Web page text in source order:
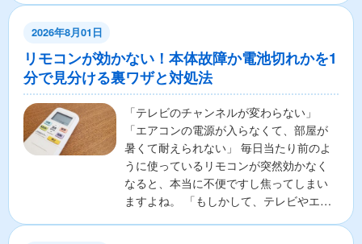
2026年8月01日
リモコンが効かない！本体故障か電池切れかを1
分で見分ける裏ワザと対処法
「テレビのチャンネルが変わらない」
「エアコンの電源が入らなくて、部屋が
暑くて耐えられない」 毎日当たり前のよ
うに使っているリモコンが突然効かなく
なると、本当に不便ですし焦ってしまい
ますよね。 「もしかして、テレビやエア